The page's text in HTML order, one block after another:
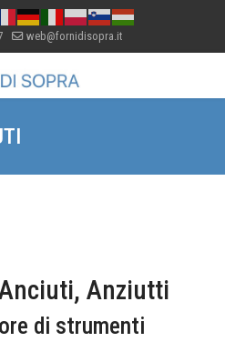
web@fornidisopra.it
Anziutti
di strumenti